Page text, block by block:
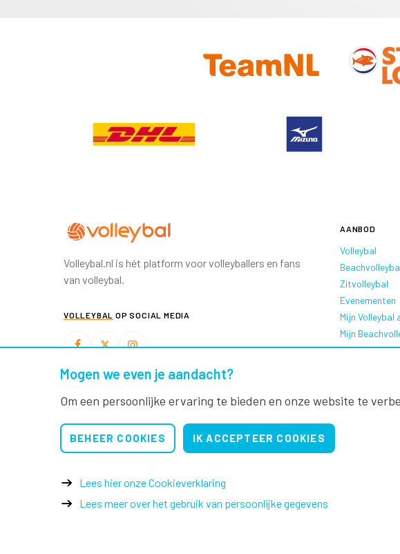
Volleybal.nl is hét platform voor volleyballers en fans
van volleybal.
VOLLEYBAL OP SOCIAL MEDIA
AANBOD
Volleybal
Zitvolleybal
Evenementen
Mijn Volleybal
Mijn
© 2026 Nevobo
Mogen we even je aandacht?
Om een persoonlijke ervaring te bieden en onze website te
BEHEER COOKIES IK ACCEPTEER COOKIES
Lees hier onze Cookieverklaring
Lees meer over het gebruik van persoonlijke gegevens